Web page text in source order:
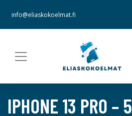
info@eliaskokoelmat.fi
IPHONE 13 PRO –